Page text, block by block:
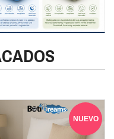
NUEVO